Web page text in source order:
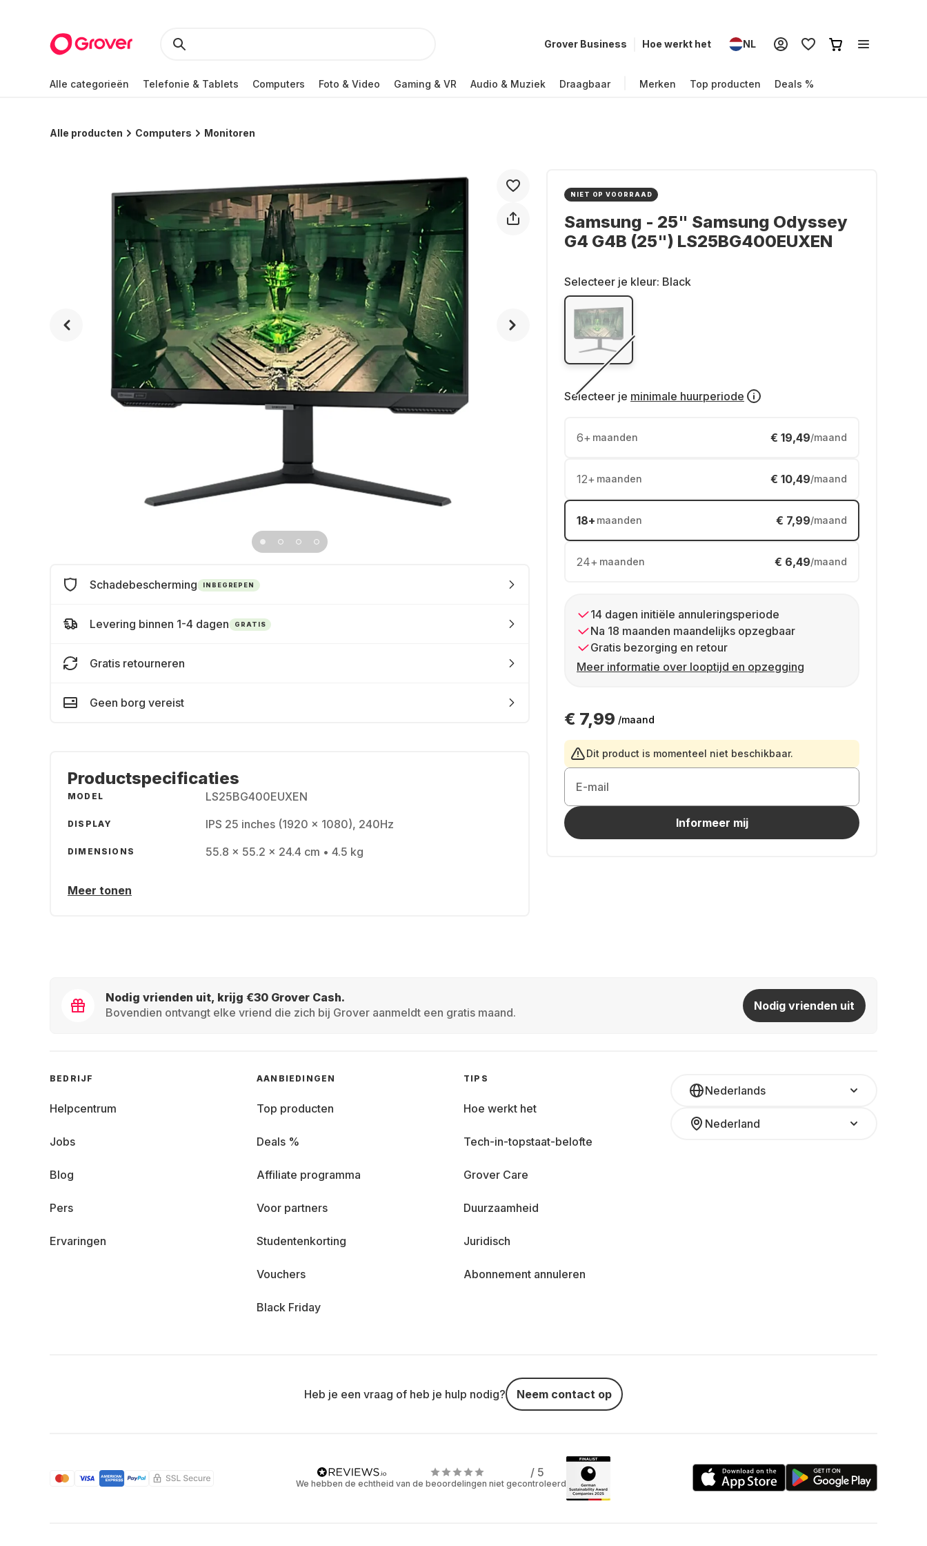
Grover Business Hoe werkt het NL
Alle categorieën Telefonie & Tablets Computers Foto & Video Gaming & VR Audio & Muziek Draagbaar Merken Top producten Deals %
Alle producten Computers Monitoren
NIET OP VOORRAAD
Samsung - 25" Samsung Odyssey
G4 G4B (25") LS25BG400EUXEN
Selecteer je kleur: Black
Selecteer je minimale huurperiode
6+ maanden € 19,49/maand
12+ maanden € 10,49/maand
18+ maanden € 7,99/maand
24+ maanden € 6,49/maand
14 dagen initiële annuleringsperiode
Na 18 maanden maandelijks opzegbaar
Gratis bezorging en retour
Meer informatie over looptijd en opzegging
€ 7,99 /maand
Dit product is momenteel niet beschikbaar.
E-mail
Informeer mij
Schadebescherming INBEGREPEN
Levering binnen 1-4 dagen GRATIS
Gratis retourneren
Geen borg vereist
Productspecificaties
MODEL LS25BG400EUXEN
DISPLAY IPS 25 inches (1920 x 1080), 240Hz
DIMENSIONS 55.8 x 55.2 x 24.4 cm • 4.5 kg
Meer tonen
Nodig vrienden uit, krijg €30 Grover Cash.
Bovendien ontvangt elke vriend die zich bij Grover aanmeldt een gratis maand.
Nodig vrienden uit
Nederlands
Nederland
BEDRIJF
Helpcentrum
Jobs
Blog
Pers
Ervaringen
AANBIEDINGEN
Top producten
Deals %
Affiliate programma
Voor partners
Studentenkorting
Vouchers
Black Friday
TIPS
Hoe werkt het
Tech-in-topstaat-belofte
Grover Care
Duurzaamheid
Juridisch
Abonnement annuleren
Heb je een vraag of heb je hulp nodig? Neem contact op
/ 5
We hebben de echtheid van de beoordelingen niet gecontroleerd